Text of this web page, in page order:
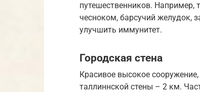
путешественников. Например,
чесноком, барсучий желудок,
улучшить иммунитет.
Городская стена
Красивое высокое
таллиннской стены – 2 км.